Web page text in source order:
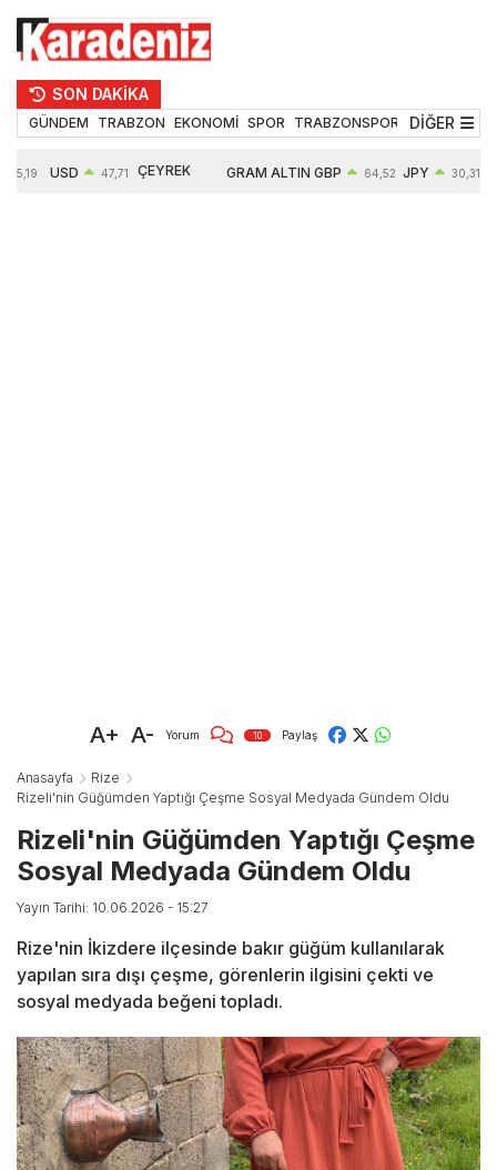
SON DAKİKA
GÜNDEM TRABZON EKONOMİ SPOR TRABZONSPOR TEKNOLOJİ
DİĞER
55,19 USD 47,71 ÇEYREK GRAM ALTIN GBP 64,52 JPY 30,31
A+ A- Yorum 10 Paylaş
Anasayfa
Rize
Rizeli'nin Güğümden Yaptığı Çeşme Sosyal Medyada Gündem Oldu
Rizeli'nin Güğümden Yaptığı Çeşme
Sosyal Medyada Gündem Oldu
Yayın Tarihi: 10.06.2026 - 15:27
Rize'nin İkizdere ilçesinde bakır güğüm kullanılarak
yapılan sıra dışı çeşme, görenlerin ilgisini çekti ve
sosyal medyada beğeni topladı.